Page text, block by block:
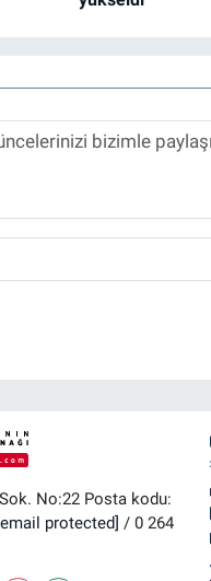
No:22 Posta kodu:
protected] / 0 264